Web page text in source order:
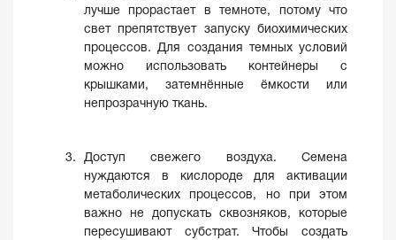
лучше прорастает в темноте, потому что
свет препятствует запуску биохимических
процессов. Для создания темных условий
можно использовать контейнеры с
крышками, затемнённые ёмкости или
непрозрачную ткань.
Доступ свежего воздуха. Семена
нуждаются в кислороде для активации
метаболических процессов, но при этом
важно не допускать сквозняков, которые
пересушивают субстрат. Чтобы создать